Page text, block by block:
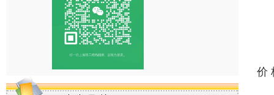
价